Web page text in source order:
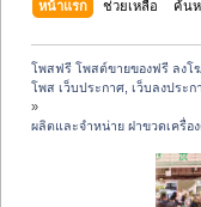
หน้าแรก ช่วยเหลือ ค้น
โพสฟรี โพสต์ขายของฟรี ลง
โพส เว็บประกาศ, เว็บลงประ
»
ผลิตและจำหน่าย ฝาขวดเครื่อ